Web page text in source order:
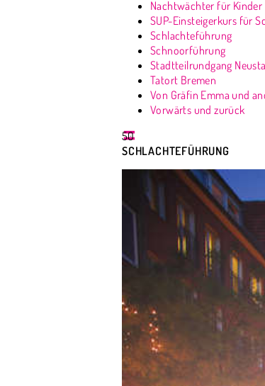
Nachtwächter für Kinder
SUP-Einsteigerkurs für
Schlachteführung
Schnoorführung
Stadtteilrundgang
Tatort Bremen
Von Gräfin Emma und
Vorwärts und zurück
50
SCHLACHTEFÜHRUNG